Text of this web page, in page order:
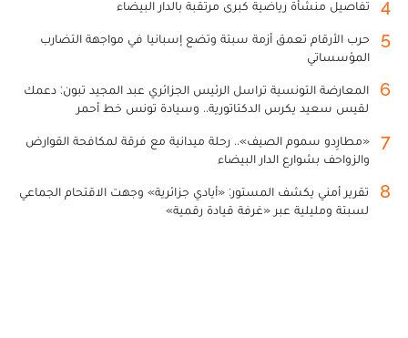
4 تفاصيل منشأة رياضية كبرى مرتقبة بالدار البيضاء
5
حرب الأرقام تعمق أزمة سبتة وتضع إسبانيا في مواجهة التضارب
المؤسساتي
6
المعارضة التونسية تراسل الرئيس الجزائري عبد المجيد تبون: دعمك
لقيس سعيد يكرس الدكتاتورية.. وسيادة تونس خط أحمر
7
«مطارِدو سموم الصيف».. رحلة ميدانية مع فرقة لمكافحة القوارض
والزواحف بشوارع الدار البيضاء
8
تقرير أمني يكشف المستور: «أيادي جزائرية» وجهت الاقتحام الجماعي
لسبتة ومليلية عبر «غرفة قيادة رقمية»